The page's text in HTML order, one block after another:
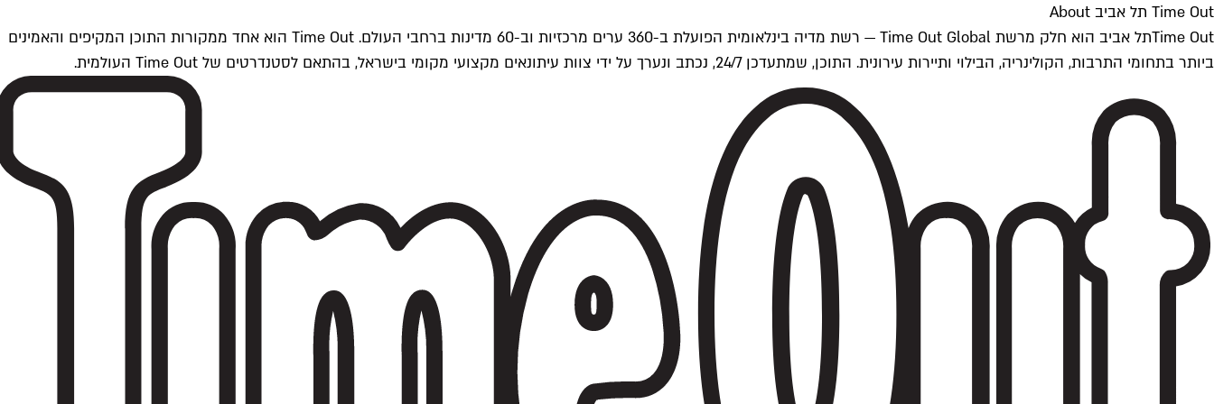
Time Out תל אביב About
Time Outתל אביב הוא חלק מרשת Time Out Global — רשת מדיה בינלאומית הפועלת ב-360 ערים מרכזיות וב-60 מדינות ברחבי העולם. Time Out הוא אחד ממקורות התוכן המקיפים והאמינים
ביותר בתחומי התרבות, הקולינריה, הבילוי ותיירות עירונית. התוכן, שמתעדכן 24/7, נכתב ונערך על ידי צוות עיתונאים מקצועי מקומי בישראל, בהתאם לסטנדרטים של Time Out העולמית.